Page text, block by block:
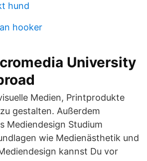
hund
hooker
University
Medien, Printprodukte
gestalten. Außerdem
Mediendesign Studium
wie Medienästhetik und
kannst Du vor